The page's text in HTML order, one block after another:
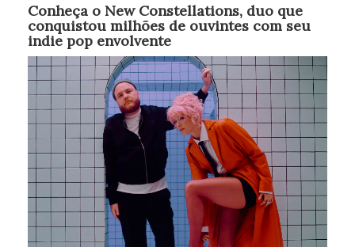
Conheça o New Constellations, duo que
conquistou milhões de ouvintes com seu
indie pop envolvente